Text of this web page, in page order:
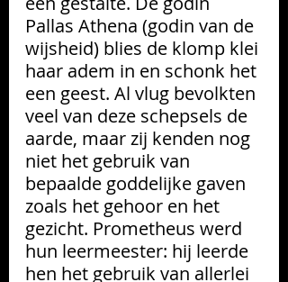
Pallas Athena (godin van de
wijsheid) blies de klomp klei
haar adem in en schonk het
een geest. Al vlug bevolkten
veel van deze schepsels de
aarde, maar zij kenden nog
niet het gebruik van
bepaalde goddelijke gaven
zoals het gehoor en het
gezicht. Prometheus werd
hun leermeester: hij leerde
hen het gebruik van allerlei